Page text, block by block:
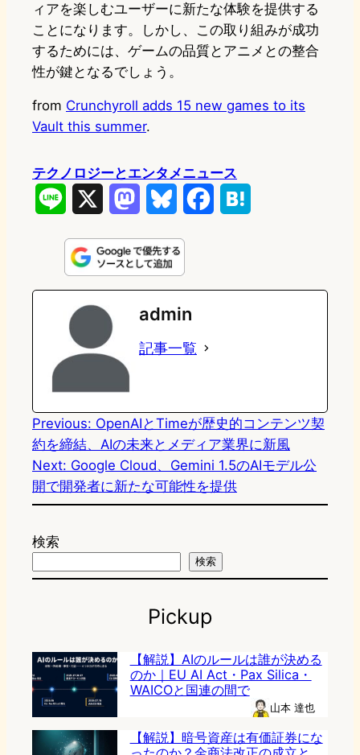
ィアを楽しむユーザーに新たな体験を提供する
ことになります。しかし、この取り組みが成功
するためには、ゲームの品質とアニメとの整合
性が鍵となるでしょう。
from Crunchyroll adds 15 new games to its
Vault this summer.
テクノロジーとエンタメニュース
n
e
s
t
o
d
n
u
e
s
k
e
k
e
admin
記事一覧
Previous: OpenAIとTimeが歴史的コンテンツ契
約を締結、AIの未来とメディア業界に新風
Next: Google Cloud、Gemini 1.5のAIモデル公
開で開発者に新たな可能性を提供
検索
検索
Pickup
【解説】AIのルールは誰が決める
のか｜EU AI Act・Pax Silica・
WAICOと国連の間で
山本 達也
【解説】暗号資産は有価証券にな